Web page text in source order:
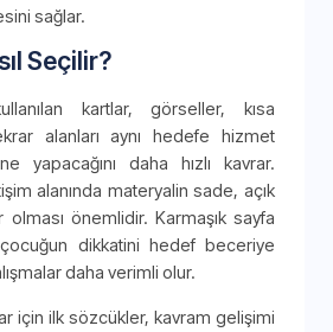
sağlar.
Seçilir?
kartlar, görseller, kısa
alanları aynı hedefe hizmet
yapacağını daha hızlı kavrar.
alanında materyalin sade, açık
önemlidir. Karmaşık sayfa
dikkatini hedef beceriye
daha verimli olur.
için ilk sözcükler, kavram gelişimi